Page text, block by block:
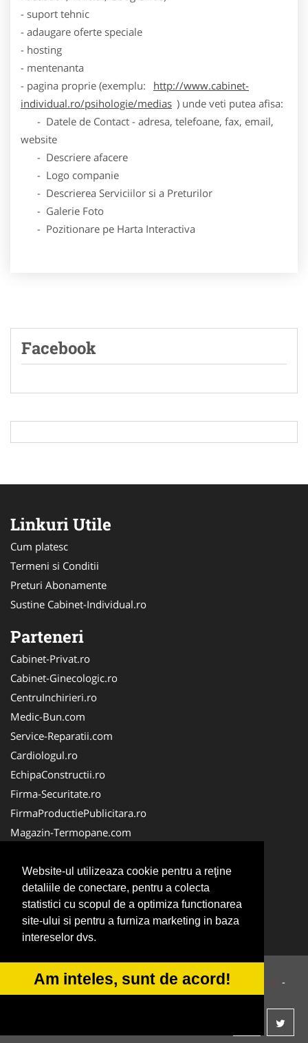
Website-ul utilizeaza cookie pentru a reţine
detaliile de conectare, pentru a colecta
statistici cu scopul de a optimiza functionarea
site-ului si pentru a furniza marketing in baza
intereselor dvs.
Am inteles, sunt de acord!
- suport tehnic
- adaugare oferte speciale
- hosting
- mentenanta
- pagina proprie (exemplu:
http://www.cabinet-
individual.ro/psihologie/medias ) unde veti putea afisa:
- Datele de Contact - adresa, telefoane, fax, email,
website
- Descriere afacere
- Logo companie
- Descrierea Serviciilor si a Preturilor
- Galerie Foto
- Pozitionare pe Harta Interactiva
Facebook
Linkuri Utile
Cum platesc
Termeni si Conditii
Preturi Abonamente
Sustine Cabinet-Individual.ro
Parteneri
Cabinet-Privat.ro
Cabinet-Ginecologic.ro
CentruInchirieri.ro
Medic-Bun.com
Service-Reparatii.com
Cardiologul.ro
EchipaConstructii.ro
Firma-Securitate.ro
FirmaProductiePublicitara.ro
Magazin-Termopane.com
CramaVinuri.ro
FirmaTractariAuto.ro
InstalatiiSolare.com
Pescaresc.ro
© 2014-2026 Powered byVilonMedia&Tokaido Consult
-
ANPC SOL